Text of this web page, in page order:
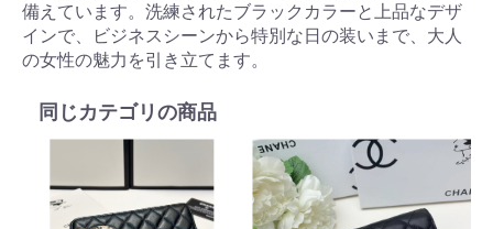
備えています。洗練されたブラックカラーと上品なデザ
インで、ビジネスシーンから特別な日の装いまで、大人
の女性の魅力を引き立てます。
同じカテゴリの商品